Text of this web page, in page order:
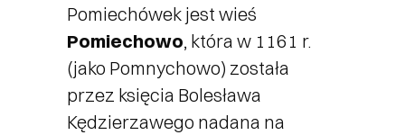
Kultura i edukacja
Kino
Pomiechówek jest wieś
Pomiechowo, która w 1161 r.
(jako Pomnychowo) została
przez księcia Bolesława
Kędzierzawego nadana na